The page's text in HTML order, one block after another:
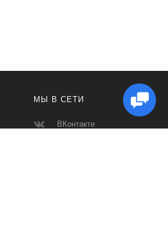
МЫ В СЕТИ
ВКонтакте